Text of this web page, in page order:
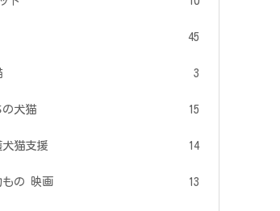
45
3
の犬猫 15
犬猫支援 14
もの 映画 13